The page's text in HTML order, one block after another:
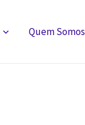
Quem Somos